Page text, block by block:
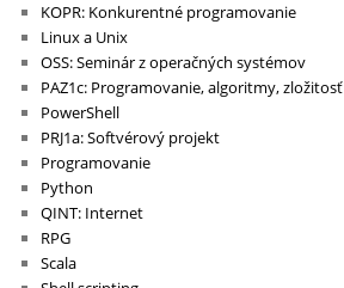
KOPR: Konkurentné programovanie
Linux a Unix
OSS: Seminár z operačných systémov
PAZ1c: Programovanie, algoritmy, zložitosť
PowerShell
PRJ1a: Softvérový projekt
Programovanie
Python
QINT: Internet
RPG
Scala